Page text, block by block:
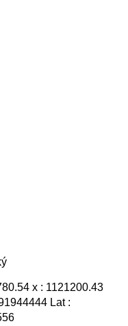
x : 1121200.43
Lat :